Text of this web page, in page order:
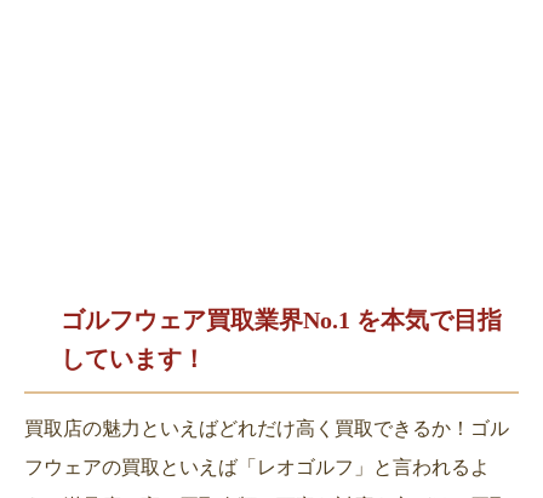
ゴルフウェア買取業界No.1 を本気で目指
しています！
買取店の魅力といえばどれだけ高く買取できるか！ゴル
フウェアの買取といえば「レオゴルフ」と言われるよ